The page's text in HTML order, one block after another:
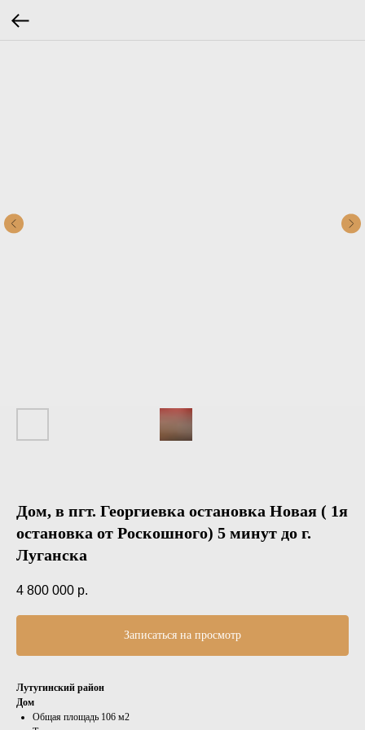
Дом, в пгт. Георгиевка остановка Новая ( 1я
остановка от Роскошного) 5 минут до г.
Луганска
4 800 000 р.
Записаться на просмотр
Лутугинский район
Дом
Общая площадь 106 м2